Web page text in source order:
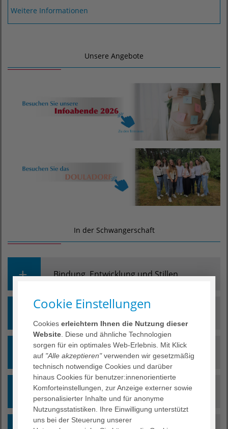
Weitere Informationen
Unsere Angebote
In der Schwangerschaft
Bindung, Entwicklung und Stillen
Vorgeburtliche Stillsprechstunde
Mit einem gelungenen Stillstart die Stillzeit
genießen.
Möglichst früh nach der Geburt erhalten Sie eine
Stillbegleitung bereits im Kreißsaal und anschließend
auf der Wöchnerinnenstation. Doch nach der Geburt
sind Sie möglicherweise zu erschöpft, um alle
Informationen rund um das Stillen vollständig
Hebammensprechstunde
Ab sofort haben werdende Eltern die Möglichkeit, die
Geburtsanmeldung bequem von zu Hause aus über
eine Online-Sprechstunde zu vereinbaren. Nutzen Sie
hierfür einfach unsere Online-Terminbuchung auf
Geburtsvorbereitungskurs mit
Hebamme Claudia Erdmann
Liebe werdenden Eltern!
Geburtsvorbereitungskurs mit
Cookie Einstellungen
Cookieserleichtern Ihnen die Nutzung dieser
Website . Diese und ähnliche Technologien
sorgen für ein optimales Web-Erlebnis. Mit Klick
auf "Alle akzeptieren"verwenden wir gesetzmäßig
technisch notwendige Cookies und darüber
hinaus Cookies für benutzer:innenorientierte
Komforteinstellungen, zur Anzeige externer sowie
personalisierter Inhalte und für anonyme
Nutzungsstatistiken. Ihre Einwilligung unterstützt
uns bei der Steuerung unserer